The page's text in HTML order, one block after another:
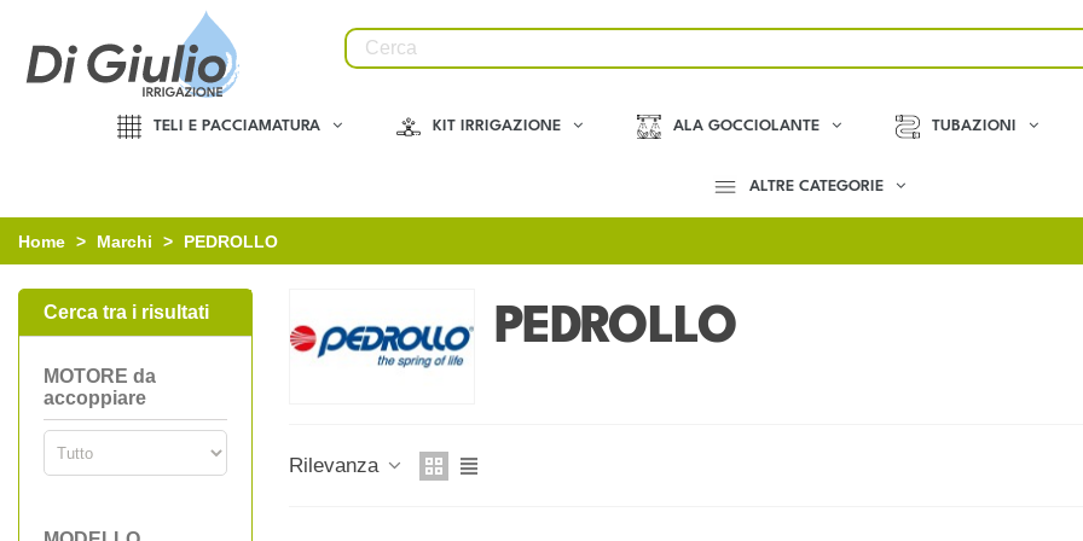
TELI E PACCIAMATURA KIT IRRIGAZIONE ALA GOCCIOLANTE TUBAZIONI
ALTRE CATEGORIE
Home > Marchi > PEDROLLO
Cerca tra i risultati
MOTORE da
accoppiare
PEDROLLO
Rilevanza